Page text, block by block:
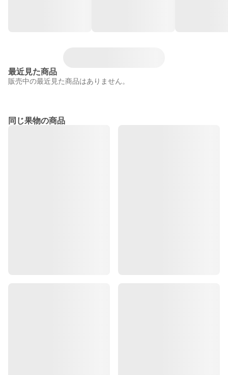
最近見た商品
販売中の最近見た商品はありません。
同じ果物の商品